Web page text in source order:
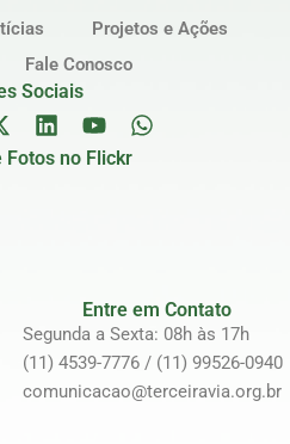
Projetos e Ações
Fale Conosco
Sociais
Fotos no Flickr
Entre em Contato
Segunda a Sexta: 08h às 17h
(11) 4539-7776 / (11) 99526-0940
comunicacao@terceiravia.org.br